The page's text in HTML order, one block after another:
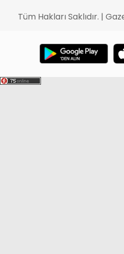
Tüm Hakları Saklıdır. |